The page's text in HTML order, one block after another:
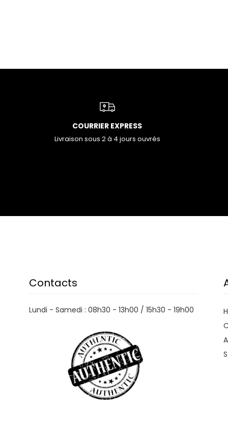
COURRIER EXPRESS
Livraison sous 2 à 4 jours ouvrés
Contacts
Lundi - Samedi : 08h30 - 13h00 / 15h30 - 19h00